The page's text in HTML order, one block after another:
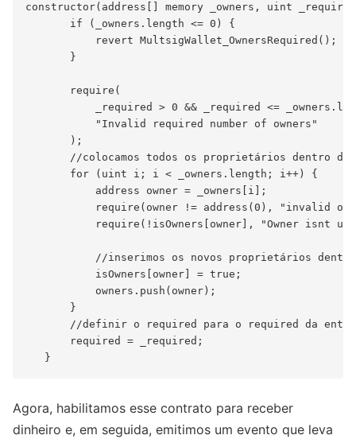
constructor(address[] memory _owners, uint
       if (_owners.length <= 0) {
           revert MultsigWallet_OwnersRequired();
       }
       require(
_required > 0 && _required <=
           "Invalid required number of owners"
       );
//colocamos todos os proprietários dentro da
       for (uint i; i < _owners.length; i++) {
           address owner = _owners[i];
require(owner != address(0), "invalid
require(!isOwners[owner], "Owner isnt
//inserimos os novos proprietários
           isOwners[owner] = true;
           owners.push(owner);
       }
//definir o required para o required da
       required = _required;
Agora, habilitamos esse contrato para receber
dinheiro e, em seguida, emitimos um evento que leva